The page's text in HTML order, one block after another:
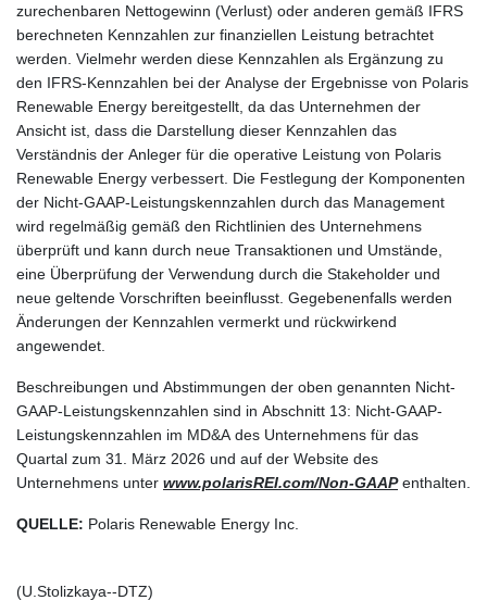
zurechenbaren Nettogewinn (Verlust) oder anderen gemäß IFRS
berechneten Kennzahlen zur finanziellen Leistung betrachtet
werden. Vielmehr werden diese Kennzahlen als Ergänzung zu
den IFRS-Kennzahlen bei der Analyse der Ergebnisse von Polaris
Renewable Energy bereitgestellt, da das Unternehmen der
Ansicht ist, dass die Darstellung dieser Kennzahlen das
Verständnis der Anleger für die operative Leistung von Polaris
Renewable Energy verbessert. Die Festlegung der Komponenten
der Nicht-GAAP-Leistungskennzahlen durch das Management
wird regelmäßig gemäß den Richtlinien des Unternehmens
überprüft und kann durch neue Transaktionen und Umstände,
eine Überprüfung der Verwendung durch die Stakeholder und
neue geltende Vorschriften beeinflusst. Gegebenenfalls werden
Änderungen der Kennzahlen vermerkt und rückwirkend
angewendet.
Beschreibungen und Abstimmungen der oben genannten Nicht-
GAAP-Leistungskennzahlen sind in Abschnitt 13: Nicht-GAAP-
Leistungskennzahlen im MD&A des Unternehmens für das
Quartal zum 31. März 2026 und auf der Website des
Unternehmens unter www.polarisREI.com/Non-GAAPenthalten.
QUELLE: Polaris Renewable Energy Inc.
(U.Stolizkaya--DTZ)